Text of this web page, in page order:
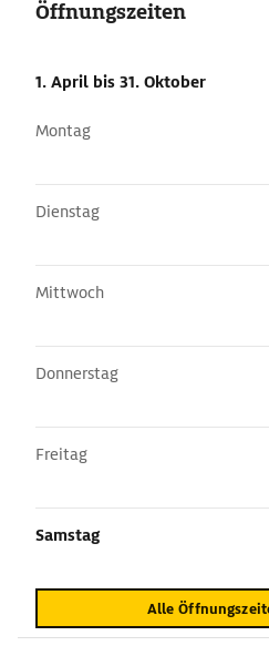
Öffnungszeiten
1. April bis 31. Oktober
Montag
Dienstag
Mittwoch
Donnerstag
Freitag
Samstag
Alle